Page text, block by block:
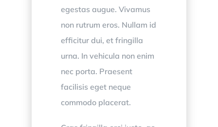
egestas augue. Vivamus
non rutrum eros. Nullam id
efficitur dui, et fringilla
urna. In vehicula non enim
nec porta. Praesent
facilisis eget neque
commodo placerat.